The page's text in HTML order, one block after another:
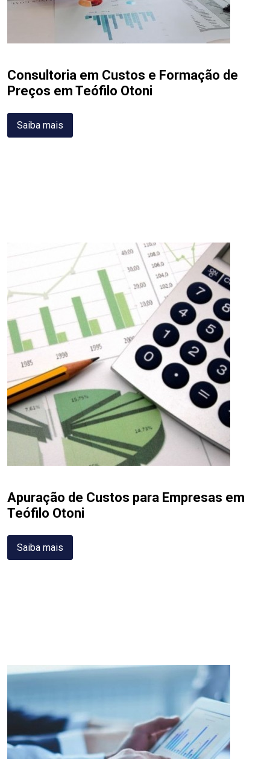
Consultoria em Custos e Formação de
Preços em Teófilo Otoni
Saiba mais
Apuração de Custos para Empresas em
Teófilo Otoni
Saiba mais